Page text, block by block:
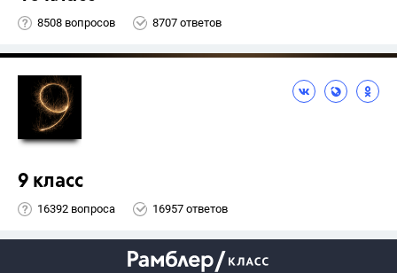
8508 вопросов 8707 ответов
9 класс
16392 вопроса 16957 ответов